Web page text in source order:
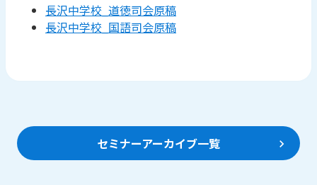
長沢中学校_道徳司会原稿
長沢中学校_国語司会原稿
セミナーアーカイブ一覧